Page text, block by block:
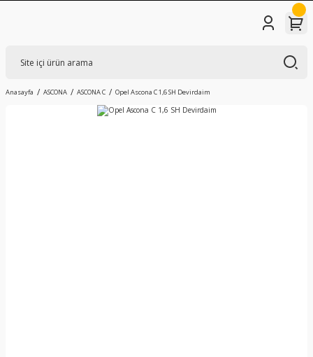
Anasayfa ASCONA ASCONA C Opel Ascona C 1,6 SH Devirdaim